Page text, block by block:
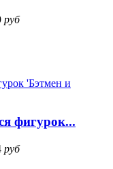
руб
фигурок...
руб